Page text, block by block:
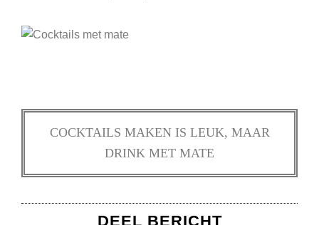
COCKTAILS MAKEN IS LEUK, MAAR
DRINK MET MATE
DEEL BERICHT